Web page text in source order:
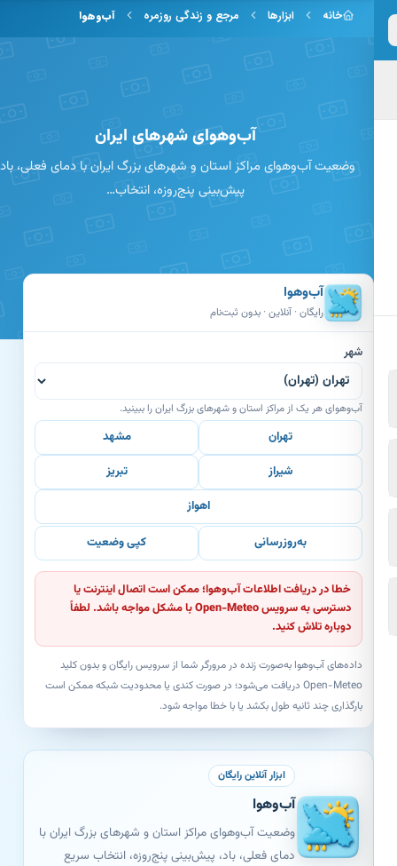
به محتوای اصلی
خانه ابزارها مرجع و زندگی روزمره آب‌وهوا
آب‌وهوای شهرهای ایران
وضعیت آب‌وهوای مراکز استان و شهرهای بزرگ ایران با دمای فعلی، باد،
پیش‌بینی پنج‌روزه، انتخاب…
آب‌وهوا
رایگان · آنلاین · بدون ثبت‌نام
آب‌وهوای هر یک از مراکز استان و شهرهای بزرگ ایران را ببینید.
تهران
مشهد
شیراز
به‌روزرسانی کپی وضعیت
خطا در دریافت اطلاعات آب‌وهوا؛ ممکن است اتصال اینترنت یا
دسترسی به سرویس Open-Meteo با مشکل مواجه باشد. لطفاً
دوباره تلاش کنید.
داده‌های آب‌وهوا به‌صورت زنده در مرورگر شما از سرویس رایگان و بدون کلید
Open-Meteo دریافت می‌شود؛ در صورت کندی یا محدودیت شبکه ممکن است
بارگذاری چند ثانیه طول بکشد یا با خطا مواجه شود.
ابزار آنلاین رایگان
آب‌وهوا
وضعیت آب‌وهوای مراکز استان و شهرهای بزرگ ایران با
دمای فعلی، باد، پیش‌بینی پنج‌روزه، انتخاب سریع